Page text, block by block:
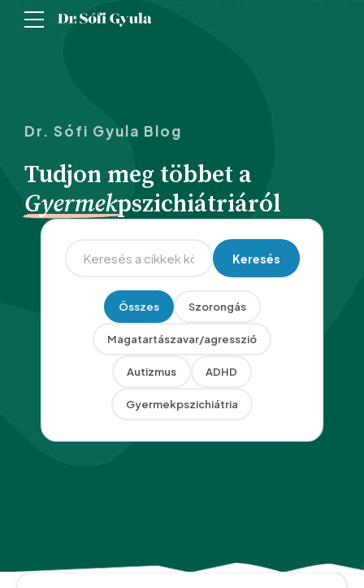
Dr. Sófi Gyula Blog
Tudjon meg többet a
Gyermekpszichiátriáról
Keresés
Összes Szorongás
Magatartászavar/agresszió
Autizmus ADHD
Gyermekpszichiátria